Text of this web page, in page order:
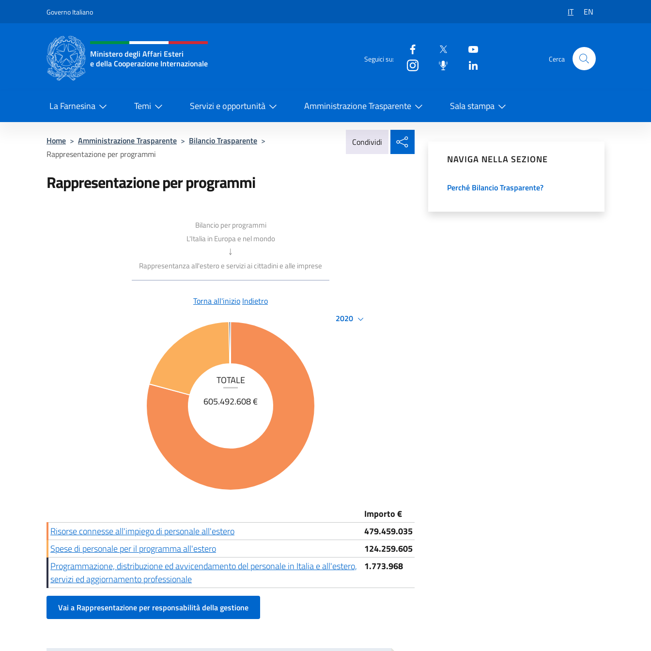
Governo Italiano IT EN
Intestazione sito, social e menù
Ministero degli Affari Esteri
e della Cooperazione Internazionale
Seguici su: Cerca
La Farnesina Temi Servizi e opportunità Amministrazione Trasparente Sala stampa
Home > Amministrazione Trasparente > Bilancio Trasparente >
Rappresentazione per programmi
Condividi
Rappresentazione per programmi
Bilancio per programmi
L'Italia in Europa e nel mondo
￬
Rappresentanza all'estero e servizi ai cittadini e alle imprese
Torna all'inizio Indietro
2020
TOTALE
605.492.608 €
Importo €
Risorse connesse all'impiego di personale all'estero
479.459.035
Spese di personale per il programma all'estero
124.259.605
Programmazione, distribuzione ed avvicendamento del personale in Italia e all'estero,
servizi ed aggiornamento professionale
1.773.968
Vai a Rappresentazione per responsabilità della gestione
NAVIGA NELLA SEZIONE
Perché Bilancio Trasparente?